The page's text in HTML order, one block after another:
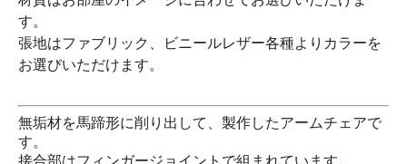
す。
張地はファブリック、ビニールレザー各種よりカラーを
お選びいただけます。
無垢材を馬蹄形に削り出して、製作したアームチェアで
す。
接合部はフィンガージョイントで組まれています。